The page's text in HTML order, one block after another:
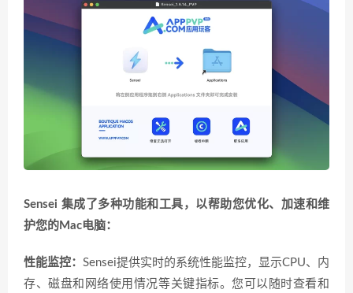
Sensei 集成了多种功能和工具，以帮助您优化、加速和维
护您的Mac电脑：
性能监控： Sensei提供实时的系统性能监控，显示CPU、内
存、磁盘和网络使用情况等关键指标。您可以随时查看和